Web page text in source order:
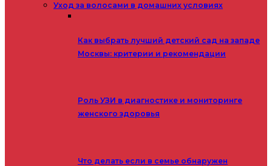
Уход за волосами в домашних условиях
Как выбрать лучший детский сад на западе
Москвы: критерии и рекомендации
Роль УЗИ в диагностике и мониторинге
женского здоровья
Что делать если в семье обнаружен